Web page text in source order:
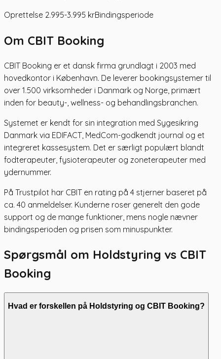
Oprettelse 2.995-3.995 krBindingsperiode
Om CBIT Booking
CBIT Booking er et dansk firma grundlagt i 2003 med
hovedkontor i København. De leverer bookingsystemer til
over 1.500 virksomheder i Danmark og Norge, primært
inden for beauty-, wellness- og behandlingsbranchen.
Systemet er kendt for sin integration med Sygesikring
Danmark via EDIFACT, MedCom-godkendt journal og et
integreret kassesystem. Det er særligt populært blandt
fodterapeuter, fysioterapeuter og zoneterapeuter med
ydernummer.
På Trustpilot har CBIT en rating på 4 stjerner baseret på
ca. 40 anmeldelser. Kunderne roser generelt den gode
support og de mange funktioner, mens nogle nævner
bindingsperioden og prisen som minuspunkter.
Spørgsmål om Holdstyring vs CBIT
Booking
Hvad er forskellen på Holdstyring og CBIT Booking?